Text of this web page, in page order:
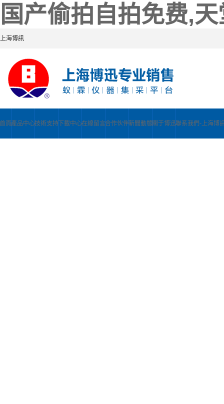
国产偷拍自拍免费,
上海博訊
首頁產品中心技術支持下載中心在線留言合作伙伴新聞動態關于博迅聯系我們-上海博